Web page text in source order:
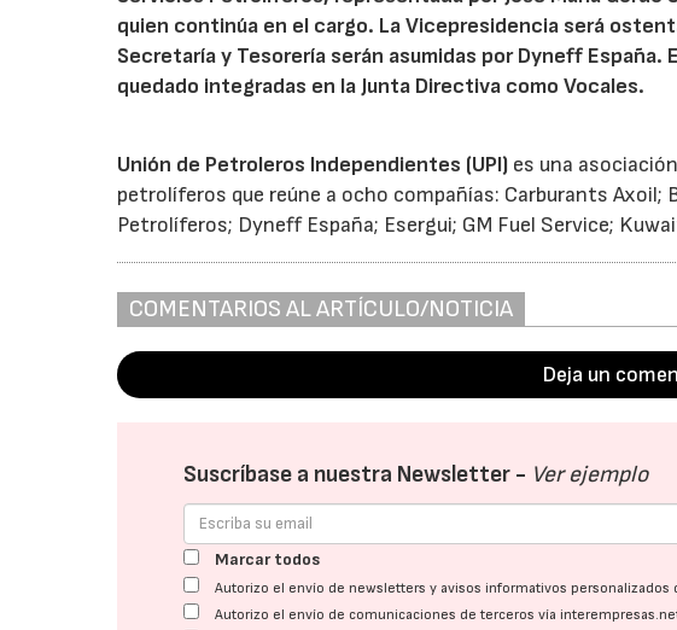
quien continúa en el cargo. La Vicepresidencia será
Secretaría y Tesorería serán asumidas por Dyneff España.
quedado integradas en la Junta Directiva como Vocales.
Unión de Petroleros Independientes (UPI) es una
petrolíferos que reúne a ocho compañías: Carburants Axoil;
Petrolíferos; Dyneff España; Esergui; GM Fuel Service;
COMENTARIOS AL ARTÍCULO/NOTICIA
Deja un
Suscríbase a nuestra Newsletter - Ver ejemplo
Marcar todos
Autorizo el envío de newsletters y avisos informativos personalizados
Autorizo el envío de comunicaciones de terceros vía